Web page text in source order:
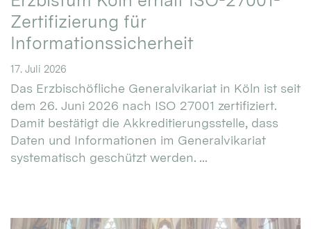
Zertifizierung für
Informationssicherheit
17. Juli 2026
Das Erzbischöfliche Generalvikariat in Köln ist seit
dem 26. Juni 2026 nach ISO 27001 zertifiziert.
Damit bestätigt die Akkreditierungsstelle, dass
Daten und Informationen im Generalvikariat
systematisch geschützt werden. ...